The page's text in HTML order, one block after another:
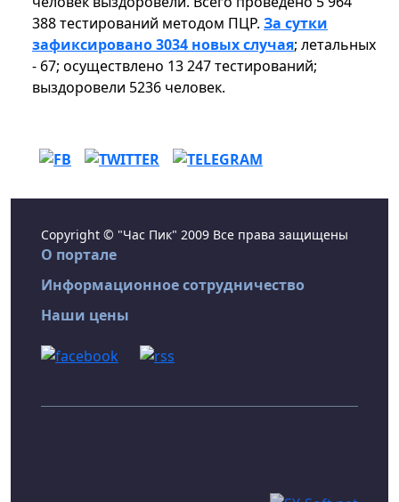
388 тестирований методом ПЦР. За сутки
зафиксировано 3034 новых случая; летальных
- 67; осуществлено 13 247 тестирований;
выздоровели 5236 человек.
Copyright © "Час Пик" 2009 Все права защищены
О портале
Информационное сотрудничество
Наши цены